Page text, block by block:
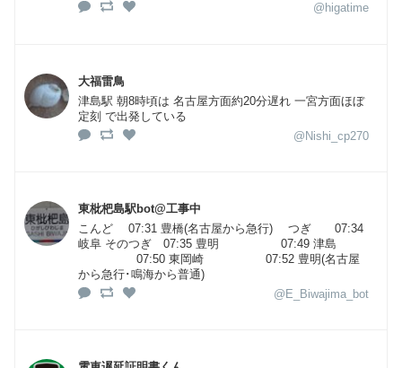
@higatime
大福雷鳥
津島駅 朝8時頃は 名古屋方面約20分遅れ 一宮方面ほぼ
定刻 で出発している
@Nishi_cp270
東枇杷島駅bot@工事中
こんど 07:31 豊橋(名古屋から急行) つぎ 07:34
岐阜 そのつぎ 07:35 豊明 07:49 津島
07:50 東岡崎 07:52 豊明(名古屋
から急行･鳴海から普通)
@E_Biwajima_bot